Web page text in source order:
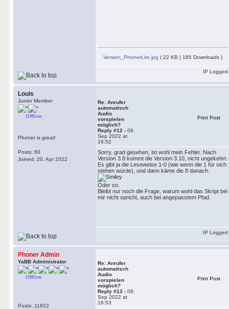
Version_PhonerLite.jpg ( 22 KB | 185 Downloads )
IP Logged
Louis
Junior Member
Offline
Phoner is great!
Posts: 60
Joined: 20. Apr 2022
Re: Anrufer
automatisch
Audio
vorspielen
möglich?
Reply #12 - 09.
Sep 2022 at
16:52
Print Post
Sorry, grad gesehen, ist wohl mein Fehler. Nach
Version 3.8 kommt die Version 3.10, nicht ungekehrt.
Es gibt ja die Leseweise 1-0 (wie wenn die 1 für sich
stehen würde), und dann käme die 8 danach.
Oder so.
Bleibt nur noch die Frage, warum wohl das Skript bei
mir nicht spricht, auch bei angepasstem Pfad.
IP Logged
Phoner Admin
YaBB Administrator
Offline
Posts: 11822
Re: Anrufer
automatisch
Audio
vorspielen
möglich?
Reply #13 - 09.
Sep 2022 at
16:53
Print Post